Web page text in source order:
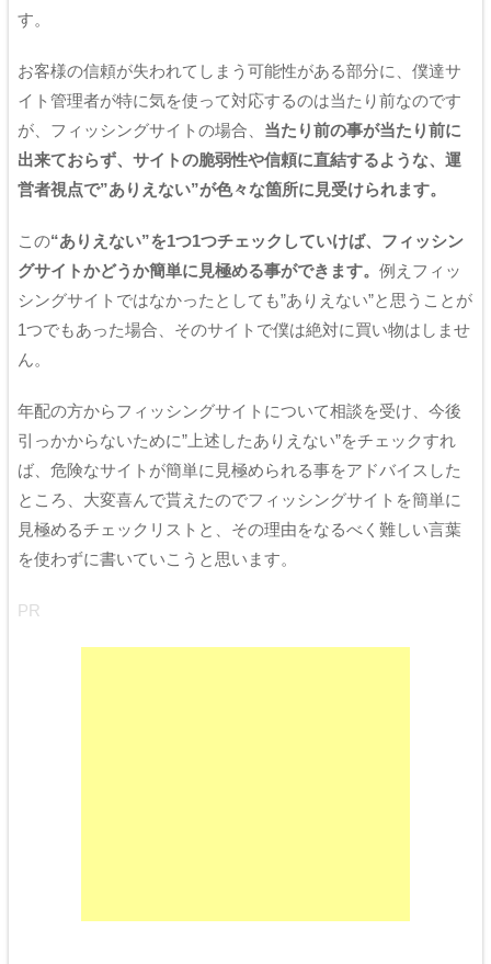
す。
お客様の信頼が失われてしまう可能性がある部分に、僕達サ
イト管理者が特に気を使って対応するのは当たり前なのです
が、フィッシングサイトの場合、 当たり前の事が当たり前に
出来ておらず、サイトの脆弱性や信頼に直結するような、運
営者視点で”ありえない”が色々な箇所に見受けられます。
この“ありえない”を1つ1つチェックしていけば、フィッシン
グサイトかどうか簡単に見極める事ができます。 例えフィッ
シングサイトではなかったとしても”ありえない”と思うことが
1つでもあった場合、そのサイトで僕は絶対に買い物はしませ
ん。
年配の方からフィッシングサイトについて相談を受け、今後
引っかからないために”上述したありえない”をチェックすれ
ば、危険なサイトが簡単に見極められる事をアドバイスした
ところ、大変喜んで貰えたのでフィッシングサイトを簡単に
見極めるチェックリストと、その理由をなるべく難しい言葉
を使わずに書いていこうと思います。
PR